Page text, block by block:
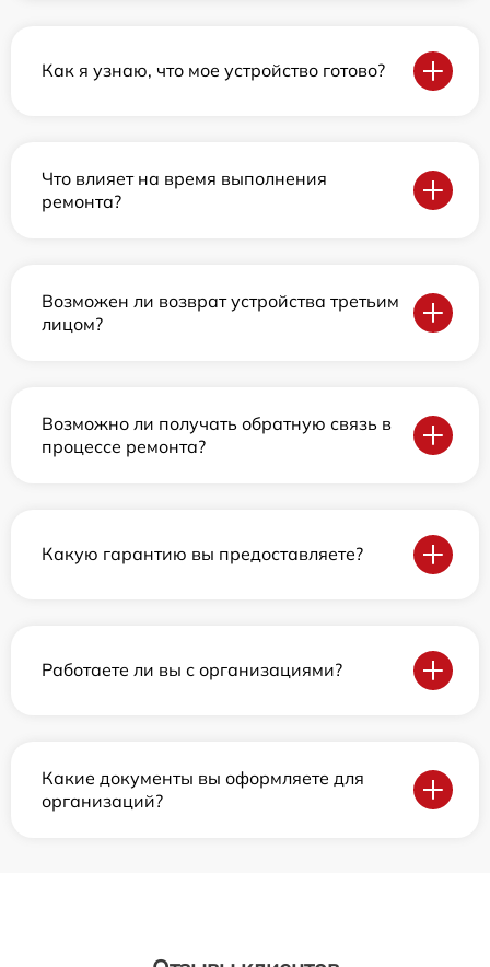
Как я узнаю, что мое устройство готово?
Что влияет на время выполнения
ремонта?
Возможен ли возврат устройства третьим
лицом?
Возможно ли получать обратную связь в
процессе ремонта?
Какую гарантию вы предоставляете?
Работаете ли вы с организациями?
Какие документы вы оформляете для
организаций?